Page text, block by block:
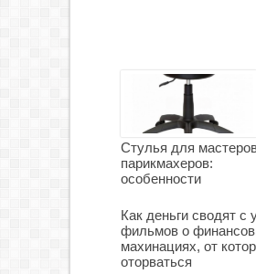
Стулья для
парикмахеров:
особенности
Как деньги сводят с
фильмов о
махинациях, от
оторваться